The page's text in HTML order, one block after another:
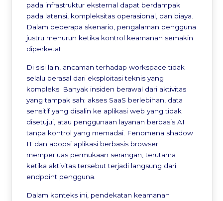
pada infrastruktur eksternal dapat berdampak
pada latensi, kompleksitas operasional, dan biaya.
Dalam beberapa skenario, pengalaman pengguna
justru menurun ketika kontrol keamanan semakin
diperketat.
Di sisi lain, ancaman terhadap workspace tidak
selalu berasal dari eksploitasi teknis yang
kompleks. Banyak insiden berawal dari aktivitas
yang tampak sah: akses SaaS berlebihan, data
sensitif yang disalin ke aplikasi web yang tidak
disetujui, atau penggunaan layanan berbasis AI
tanpa kontrol yang memadai. Fenomena shadow
IT dan adopsi aplikasi berbasis browser
memperluas permukaan serangan, terutama
ketika aktivitas tersebut terjadi langsung dari
endpoint pengguna.
Dalam konteks ini, pendekatan keamanan